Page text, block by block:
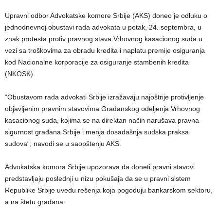
Upravni odbor Advokatske komore Srbije (AKS) doneo je odluku o
jednodnevnoj obustavi rada advokata u petak, 24. septembra, u
znak protesta protiv pravnog stava Vrhovnog kasacionog suda u
vezi sa troškovima za obradu kredita i naplatu premije osiguranja
kod Nacionalne korporacije za osiguranje stambenih kredita
(NKOSK).
“Obustavom rada advokati Srbije izražavaju najoštrije protivljenje
objavljenim pravnim stavovima Građanskog odeljenja Vrhovnog
kasacionog suda, kojima se na direktan način narušava pravna
sigurnost građana Srbije i menja dosadašnja sudska praksa
sudova“, navodi se u saopštenju AKS.
Advokatska komora Srbije upozorava da doneti pravni stavovi
predstavljaju poslednji u nizu pokušaja da se u pravni sistem
Republike Srbije uvedu rešenja koja pogoduju bankarskom sektoru,
a na štetu građana.